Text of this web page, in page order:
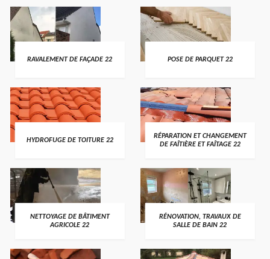
RAVALEMENT DE FAÇADE 22 POSE DE PARQUET 22
HYDROFUGE DE TOITURE 22
RÉPARATION ET CHANGEMENT
DE FAÎTIÈRE ET FAÎTAGE 22
NETTOYAGE DE BÂTIMENT
AGRICOLE 22
RÉNOVATION, TRAVAUX DE
SALLE DE BAIN 22